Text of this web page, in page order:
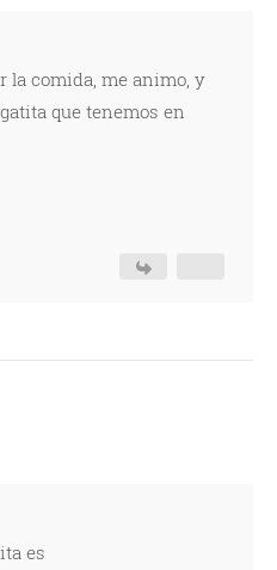
la comida, me animo, y
que tenemos en
es